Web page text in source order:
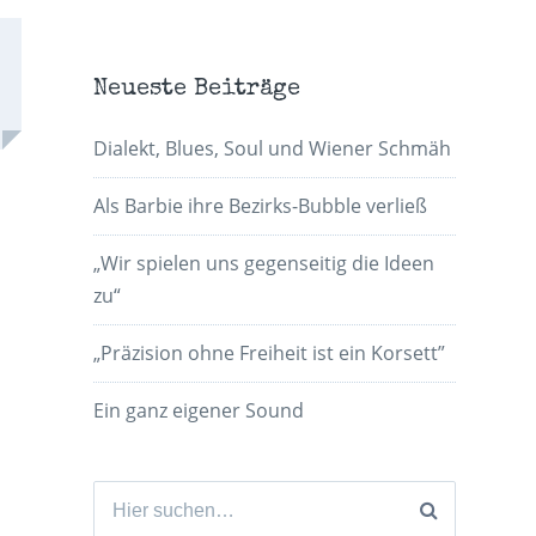
Neueste Beiträge
Dialekt, Blues, Soul und Wiener Schmäh
Als Barbie ihre Bezirks-Bubble verließ
„Wir spielen uns gegenseitig die Ideen
zu“
„Präzision ohne Freiheit ist ein Korsett”
Ein ganz eigener Sound
Suchen